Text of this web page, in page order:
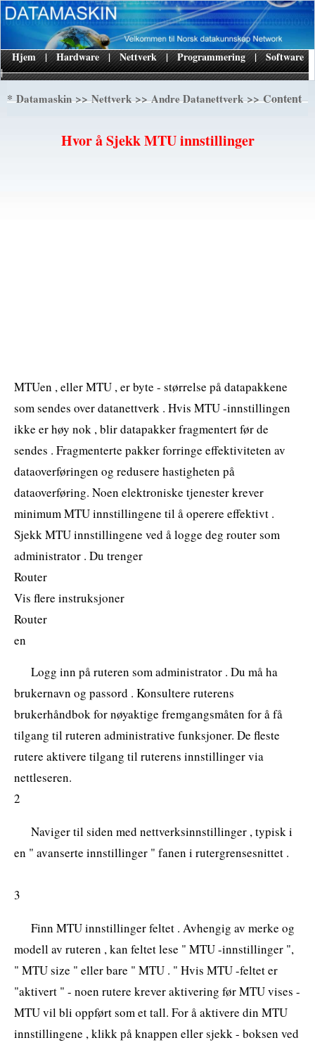
|
Hjem | Hardware | Nettverk | Programmering | Software
*Datamaskin>>Nettverk>>Andre Datanettverk>> Content
Hvor å Sjekk MTU innstillinger
MTUen , eller MTU , er byte - størrelse på datapakkene
som sendes over datanettverk . Hvis MTU -innstillingen
ikke er høy nok , blir datapakker fragmentert før de
sendes . Fragmenterte pakker forringe effektiviteten av
dataoverføringen og redusere hastigheten på
dataoverføring. Noen elektroniske tjenester krever
minimum MTU innstillingene til å operere effektivt .
Sjekk MTU innstillingene ved å logge deg router som
administrator . Du trenger
Router
Vis flere instruksjoner
Router
en
Logg inn på ruteren som administrator . Du må ha
brukernavn og passord . Konsultere ruterens
brukerhåndbok for nøyaktige fremgangsmåten for å få
tilgang til ruteren administrative funksjoner. De fleste
rutere aktivere tilgang til ruterens innstillinger via
nettleseren.
2
Naviger til siden med nettverksinnstillinger , typisk i
en " avanserte innstillinger " fanen i rutergrensesnittet .
3
Finn MTU innstillinger feltet . Avhengig av merke og
modell av ruteren , kan feltet lese " MTU -innstillinger ",
" MTU size " eller bare " MTU . " Hvis MTU -feltet er
"aktivert " - noen rutere krever aktivering før MTU vises -
MTU vil bli oppført som et tall. For å aktivere din MTU
innstillingene , klikk på knappen eller sjekk - boksen ved